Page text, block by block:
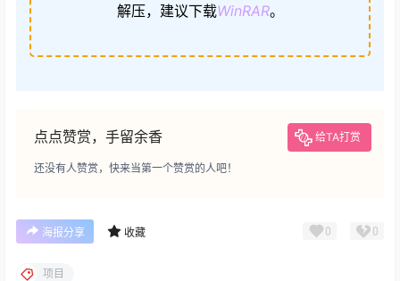
解压，建议下载WinRAR。
点点赞赏，手留余香 给TA打赏
还没有人赞赏，快来当第一个赞赏的人吧！
海报分享 收藏 0 0
项目